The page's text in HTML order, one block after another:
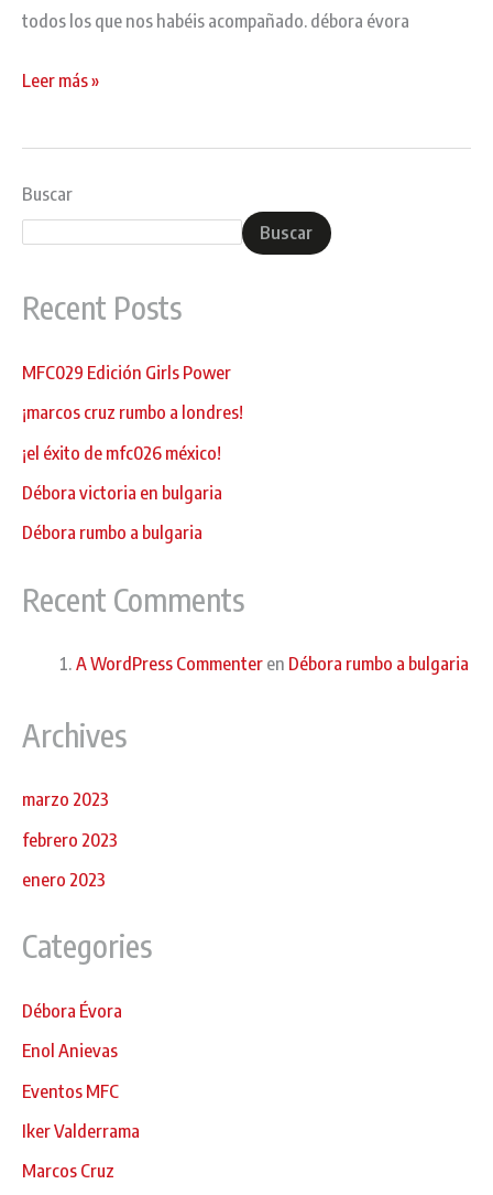
todos los que nos habéis acompañado. débora évora
Leer más »
Buscar
Buscar
Recent Posts
MFC029 Edición Girls Power
¡marcos cruz rumbo a londres!
¡el éxito de mfc026 méxico!
Débora victoria en bulgaria
Débora rumbo a bulgaria
Recent Comments
A WordPress Commenteren Débora rumbo a bulgaria
Archives
marzo 2023
febrero 2023
enero 2023
Categories
Débora Évora
Enol Anievas
Eventos MFC
Iker Valderrama
Marcos Cruz